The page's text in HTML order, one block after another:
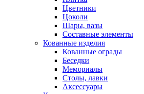
Цветники
Цоколи
Шары, вазы
Составные элементы
Кованные изделия
Кованные ограды
Беседки
Мемориалы
Столы, лавки
Аксессуары